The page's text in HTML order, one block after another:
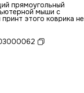
прямоугольный
мыши с
этого коврика не
износостойкость
Коврик подходит для
с любой
Гладкая
контроль над
основание
большой и не очень
надёжно
скользит по столу и